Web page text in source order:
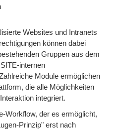
Websites und Intranets
können dabei
Gruppen aus dem
internen
Module ermöglichen
die alle Möglichkeiten
integriert.
Workflow, der es ermöglicht,
Prinzip" erst nach